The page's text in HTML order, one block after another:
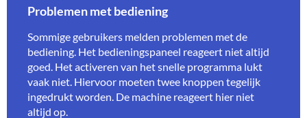
Problemen met bediening
Sommige gebruikers melden problemen met de
bediening. Het bedieningspaneel reageert niet altijd
goed. Het activeren van het snelle programma lukt
vaak niet. Hiervoor moeten twee knoppen tegelijk
ingedrukt worden. De machine reageert hier niet
altijd op.